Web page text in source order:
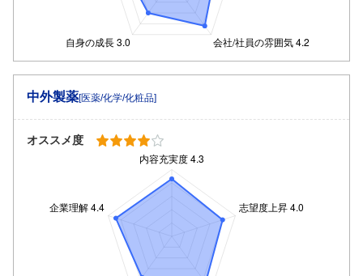
中外製薬[医薬/化学/化粧品]
オススメ度